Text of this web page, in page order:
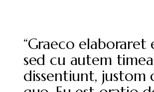
“Graeco elaboraret
sed cu autem
dissentiunt, justom